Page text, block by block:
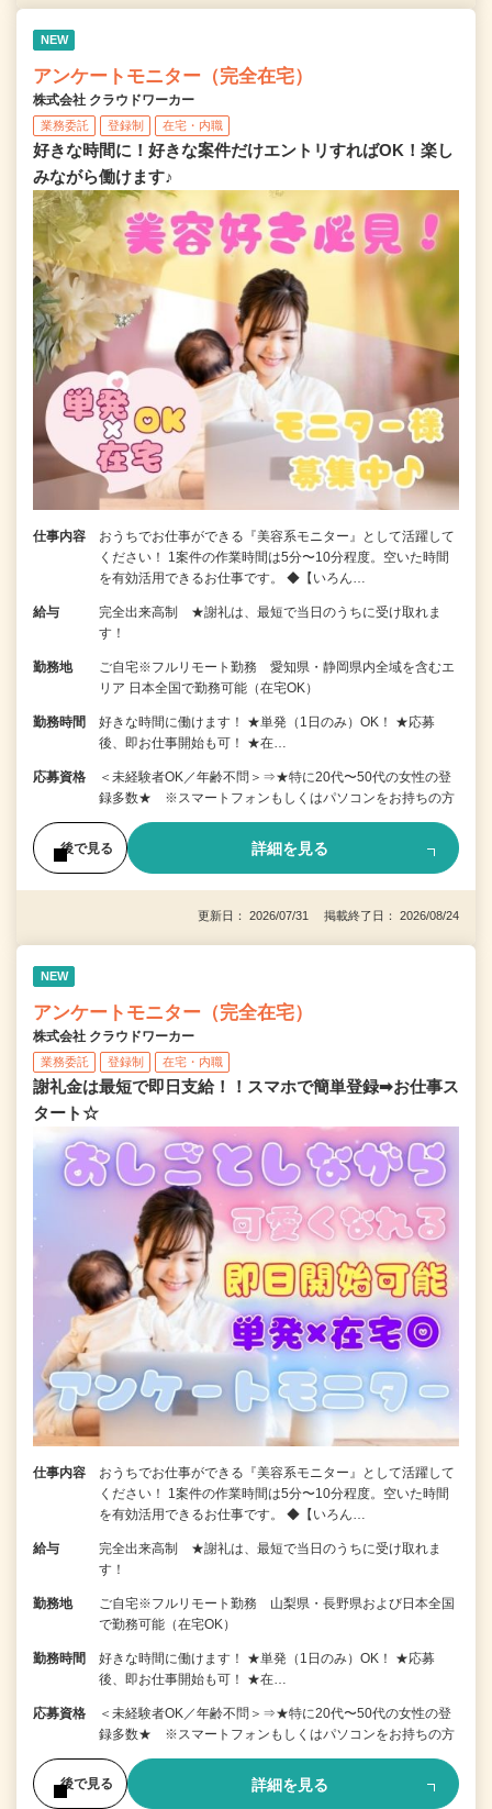
NEW
アンケートモニター（完全在宅）
株式会社 クラウドワーカー
業務委託 登録制 在宅・内職
好きな時間に！好きな案件だけエントリすればOK！楽し
みながら働けます♪
仕事内容
おうちでお仕事ができる『美容系モニター』として活躍して
ください！ 1案件の作業時間は5分〜10分程度。空いた時間
を有効活用できるお仕事です。 ◆【いろん…
給与
完全出来高制 ★謝礼は、最短で当日のうちに受け取れま
す！
勤務地
ご自宅※フルリモート勤務 愛知県・静岡県内全域を含むエ
リア 日本全国で勤務可能（在宅OK）
勤務時間
好きな時間に働けます！ ★単発（1日のみ）OK！ ★応募
後、即お仕事開始も可！ ★在…
応募資格
＜未経験者OK／年齢不問＞⇒★特に20代〜50代の女性の登
録多数★ ※スマートフォンもしくはパソコンをお持ちの方
後で見る 詳細を見る
更新日： 2026/07/31 掲載終了日： 2026/08/24
NEW
アンケートモニター（完全在宅）
株式会社 クラウドワーカー
業務委託 登録制 在宅・内職
謝礼金は最短で即日支給！！スマホで簡単登録➡お仕事ス
タート☆
仕事内容
おうちでお仕事ができる『美容系モニター』として活躍して
ください！ 1案件の作業時間は5分〜10分程度。空いた時間
を有効活用できるお仕事です。 ◆【いろん…
給与
完全出来高制 ★謝礼は、最短で当日のうちに受け取れま
す！
勤務地
ご自宅※フルリモート勤務 山梨県・長野県および日本全国
で勤務可能（在宅OK）
勤務時間
好きな時間に働けます！ ★単発（1日のみ）OK！ ★応募
後、即お仕事開始も可！ ★在…
応募資格
＜未経験者OK／年齢不問＞⇒★特に20代〜50代の女性の登
録多数★ ※スマートフォンもしくはパソコンをお持ちの方
後で見る 詳細を見る